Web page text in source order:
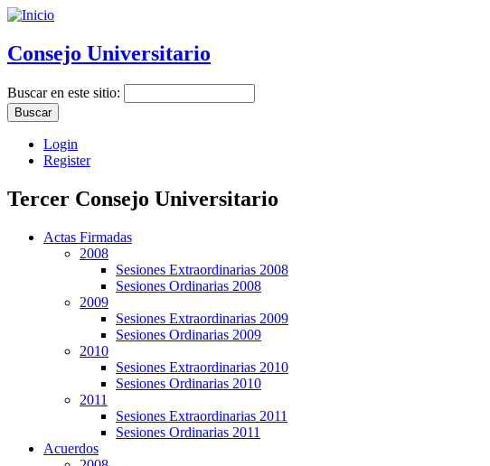
Consejo Universitario
Buscar en este sitio:
Login
Register
Tercer Consejo Universitario
Actas Firmadas
2008
Sesiones Extraordinarias 2008
Sesiones Ordinarias 2008
2009
Sesiones Extraordinarias 2009
Sesiones Ordinarias 2009
2010
Sesiones Extraordinarias 2010
Sesiones Ordinarias 2010
2011
Sesiones Extraordinarias 2011
Sesiones Ordinarias 2011
Acuerdos